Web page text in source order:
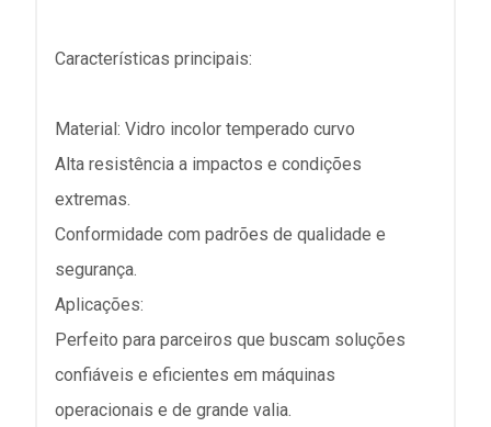
Características principais:
Material: Vidro incolor temperado curvo
Alta resistência a impactos e condições
extremas.
Conformidade com padrões de qualidade e
segurança.
Aplicações:
Perfeito para parceiros que buscam soluções
confiáveis e eficientes em máquinas
operacionais e de grande valia.